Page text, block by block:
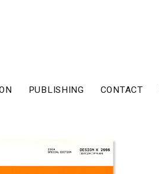
PUBLISHING CONTACT